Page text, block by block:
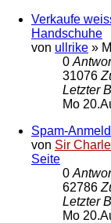
Verkaufe
Handschuhe
von ullrike »
0
31076
Letzter
Mo
Spam-
von Sir
Seite
0
62786
Letzter
Mo